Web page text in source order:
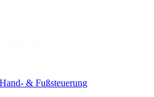
& Fußsteuerung